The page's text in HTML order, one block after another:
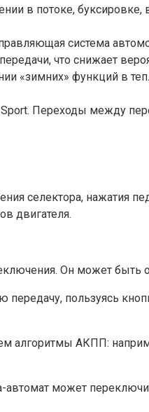
в потоке,
система
что снижает
«зимних» функций в
Переходы между
селектора, нажатия
двигателя.
Он может быть
пользуясь
алгоритмы АКПП:
может